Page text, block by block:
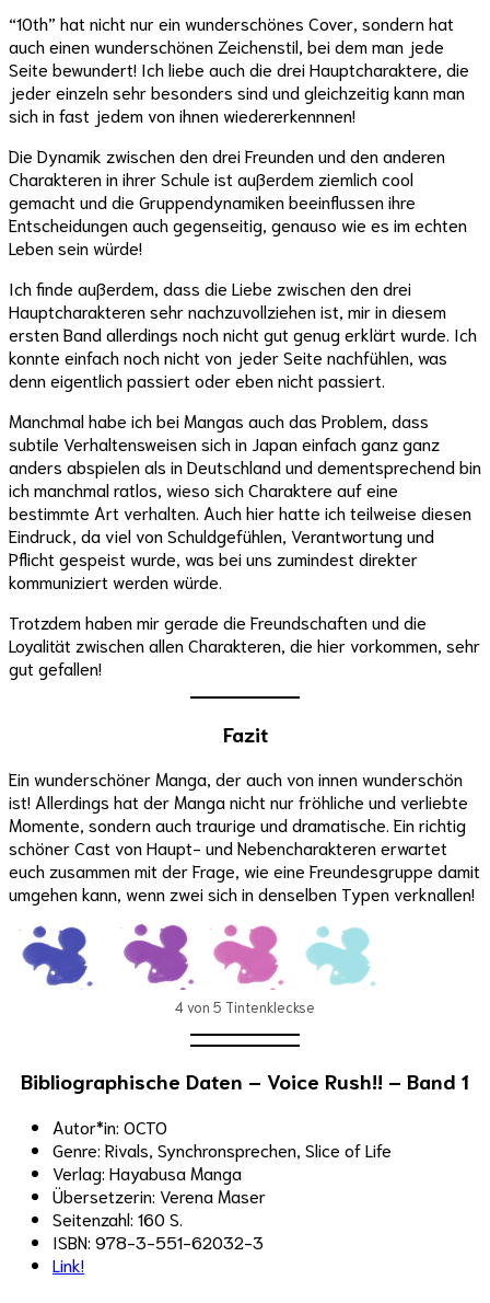
“10th” hat nicht nur ein wunderschönes Cover, sondern hat
auch einen wunderschönen Zeichenstil, bei dem man jede
Seite bewundert! Ich liebe auch die drei Hauptcharaktere, die
jeder einzeln sehr besonders sind und gleichzeitig kann man
sich in fast jedem von ihnen wiedererkennnen!
Die Dynamik zwischen den drei Freunden und den anderen
Charakteren in ihrer Schule ist außerdem ziemlich cool
gemacht und die Gruppendynamiken beeinflussen ihre
Entscheidungen auch gegenseitig, genauso wie es im echten
Leben sein würde!
Ich finde außerdem, dass die Liebe zwischen den drei
Hauptcharakteren sehr nachzuvollziehen ist, mir in diesem
ersten Band allerdings noch nicht gut genug erklärt wurde. Ich
konnte einfach noch nicht von jeder Seite nachfühlen, was
denn eigentlich passiert oder eben nicht passiert.
Manchmal habe ich bei Mangas auch das Problem, dass
subtile Verhaltensweisen sich in Japan einfach ganz ganz
anders abspielen als in Deutschland und dementsprechend bin
ich manchmal ratlos, wieso sich Charaktere auf eine
bestimmte Art verhalten. Auch hier hatte ich teilweise diesen
Eindruck, da viel von Schuldgefühlen, Verantwortung und
Pflicht gespeist wurde, was bei uns zumindest direkter
kommuniziert werden würde.
Trotzdem haben mir gerade die Freundschaften und die
Loyalität zwischen allen Charakteren, die hier vorkommen, sehr
gut gefallen!
Fazit
Ein wunderschöner Manga, der auch von innen wunderschön
ist! Allerdings hat der Manga nicht nur fröhliche und verliebte
Momente, sondern auch traurige und dramatische. Ein richtig
schöner Cast von Haupt- und Nebencharakteren erwartet
euch zusammen mit der Frage, wie eine Freundesgruppe damit
umgehen kann, wenn zwei sich in denselben Typen verknallen!
4 von 5 Tintenkleckse
Bibliographische Daten – Voice Rush!! – Band 1
Autor*in: OCTO
Genre: Rivals, Synchronsprechen, Slice of Life
Verlag: Hayabusa Manga
Übersetzerin: Verena Maser
Seitenzahl: 160 S.
ISBN: 978-3-551-62032-3
Link!